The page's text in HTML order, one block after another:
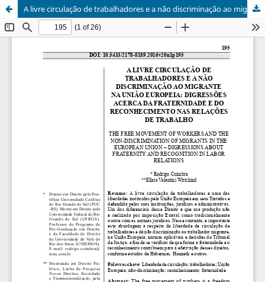
A livre circulação de trabalhadores e a não discriminação ao migrante na União Europeia: digressões acerca da fraternidade e do reconhecimento nas relações de trabalho